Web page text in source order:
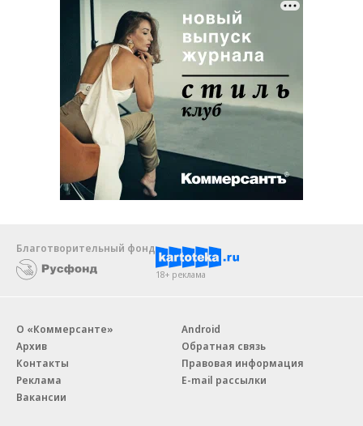
Благотворительный фонд
18+ реклама
О «Коммерсанте»
Архив
Контакты
Реклама
Вакансии
Android
Обратная связь
Правовая информация
E-mail рассылки